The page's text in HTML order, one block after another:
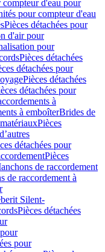
d'eau pour
pour compteur d'eau
Pièces détachées pour
d'air pour
pour
Pièces détachées
détachées pour
Pièces détachées
détachées pour
à
à emboîterBrides de
Pièces
détachées pour
Pièces
de raccordement
de raccordement à
Silent-
Pièces détachées
pour